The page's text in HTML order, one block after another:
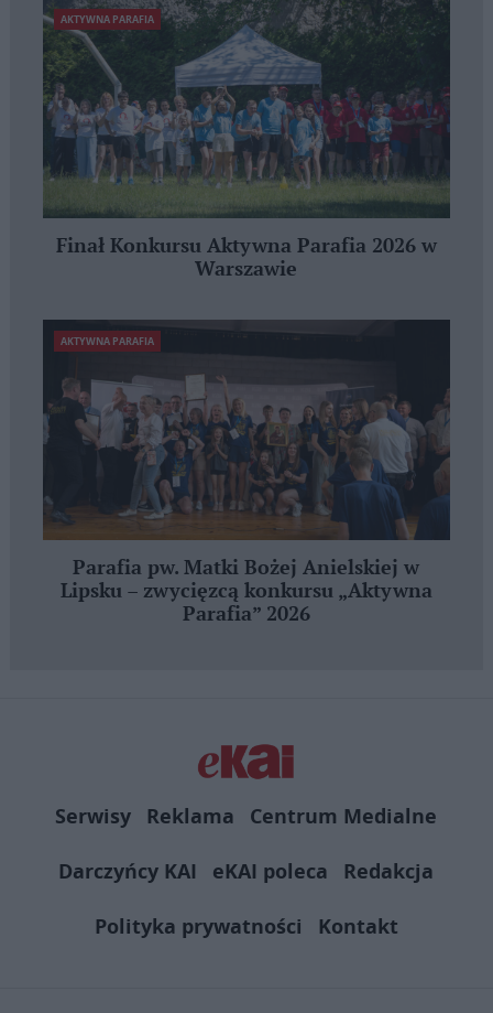
AKTYWNA PARAFIA
Finał Konkursu Aktywna Parafia 2026 w
Warszawie
AKTYWNA PARAFIA
Parafia pw. Matki Bożej Anielskiej w
Lipsku – zwycięzcą konkursu „Aktywna
Parafia” 2026
Serwisy Reklama
Centrum Medialne
Darczyńcy KAI
eKAI poleca
Redakcja
Polityka prywatności
Kontakt